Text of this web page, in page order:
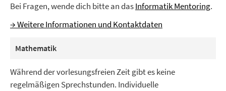
Bei Fragen, wende dich bitte an dasInformatik Mentoring.
→ Weitere Informationen und Kontaktdaten
Mathematik
Während der vorlesungsfreien Zeit gibt es keine
regelmäßigen Sprechstunden. Individuelle